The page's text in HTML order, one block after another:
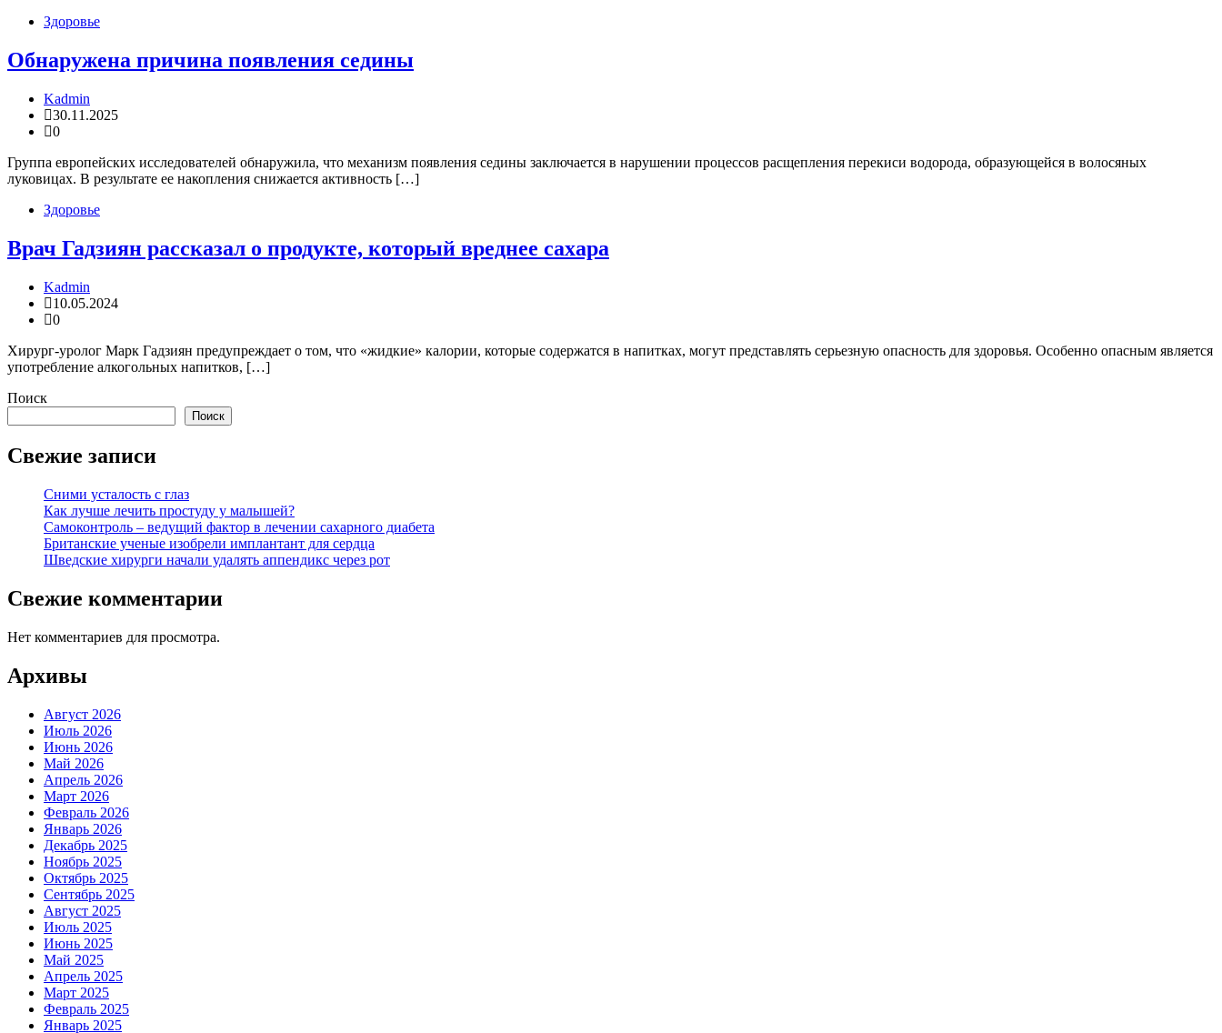
Здоровье
Обнаружена причина появления седины
Kadmin
30.11.2025
0
Группа европейских исследователей обнаружила, что механизм появления седины заключается в нарушении процессов расщепления перекиси водорода, образующейся в волосяных
луковицах. В результате ее накопления снижается активность […]
Здоровье
Врач Гадзиян рассказал о продукте, который вреднее сахара
Kadmin
10.05.2024
0
Хирург-уролог Марк Гадзиян предупреждает о том, что «жидкие» калории, которые содержатся в напитках, могут представлять серьезную опасность для здоровья. Особенно опасным является
употребление алкогольных напитков, […]
Поиск
Поиск
Свежие записи
Сними усталость с глаз
Как лучше лечить простуду у малышей?
Самоконтроль – ведущий фактор в лечении сахарного диабета
Британские ученые изобрели имплантант для сердца
Шведские хирурги начали удалять аппендикс через рот
Свежие комментарии
Нет комментариев для просмотра.
Архивы
Август 2026
Июль 2026
Июнь 2026
Май 2026
Апрель 2026
Март 2026
Февраль 2026
Январь 2026
Декабрь 2025
Ноябрь 2025
Октябрь 2025
Сентябрь 2025
Август 2025
Июль 2025
Июнь 2025
Май 2025
Апрель 2025
Март 2025
Февраль 2025
Январь 2025